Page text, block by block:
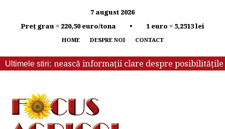
7 august 2026
Preț grau = 220,50 euro/tona • 1 euro = 5,2513 lei
HOME DESPRE NOI CONTACT
Ultimele stiri:
să primească informații clare despre posibilitățile